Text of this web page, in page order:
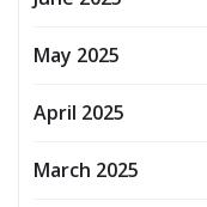
May 2025
April 2025
March 2025